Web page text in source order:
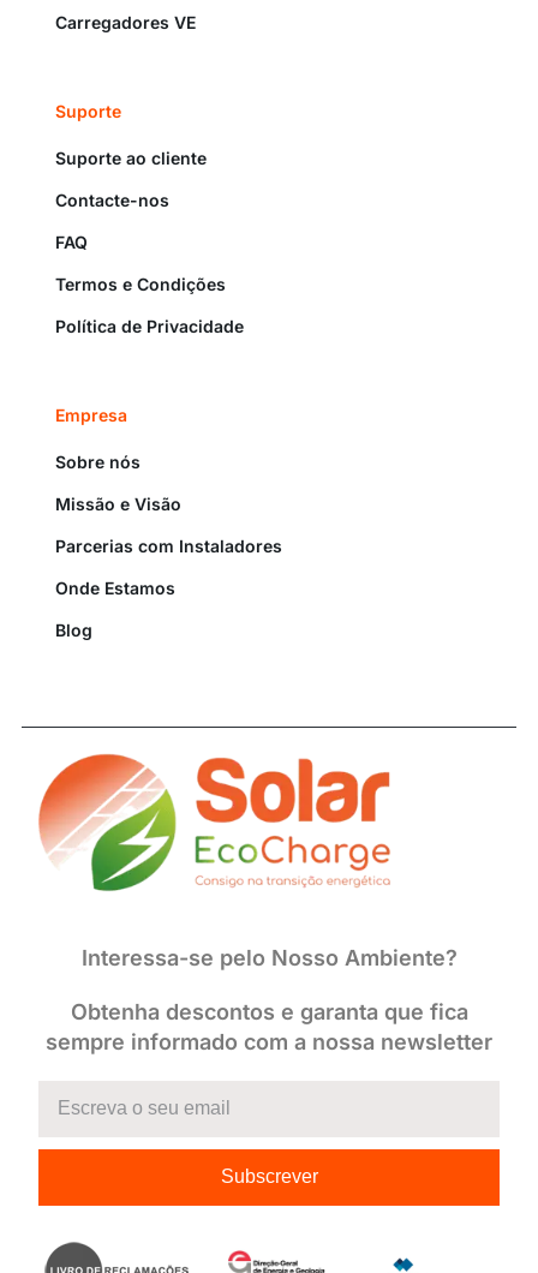
Carregadores VE
Suporte
Suporte ao cliente
Contacte-nos
FAQ
Termos e Condições
Política de Privacidade
Empresa
Sobre nós
Missão e Visão
Parcerias com Instaladores
Onde Estamos
Blog
Interessa-se pelo Nosso Ambiente?
Obtenha descontos e garanta que fica
sempre informado com a nossa newsletter
Subscrever